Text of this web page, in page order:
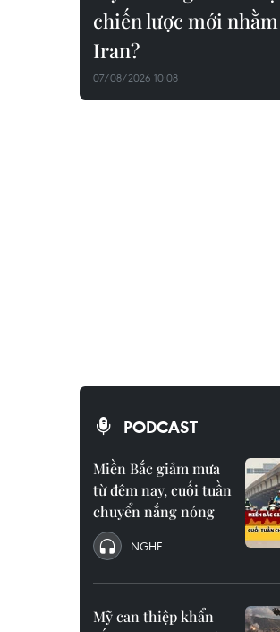
chiến lược mới
Iran?
07/08/2026 10:08
PODCAST
Miền Bắc giảm mưa
từ đêm nay, cuối tuần
chuyển nắng nóng
NGHE
Mỹ can thiệp khẩn